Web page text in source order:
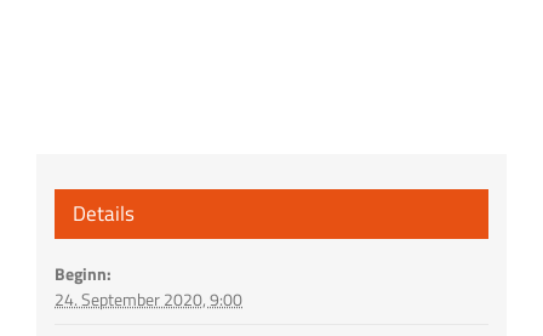
Details
Beginn:
24. September 2020, 9:00